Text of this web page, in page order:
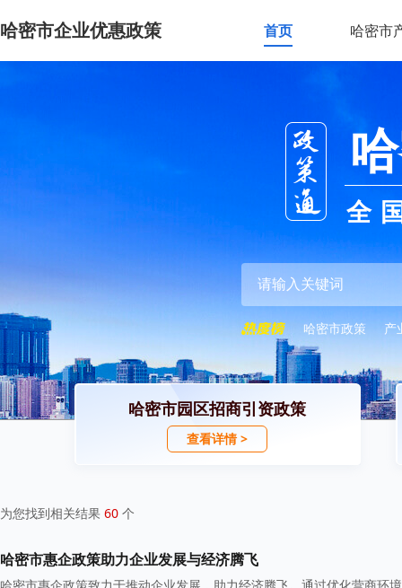
哈密市企业优惠政策 首页 哈密市
全
哈密市政策 产
哈密市园区招商引资政策
查看详情 >
为您找到相关结果 60 个
哈密市惠企政策助力企业发展与经济腾飞